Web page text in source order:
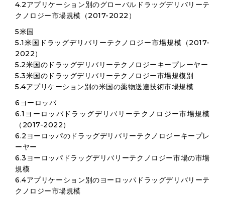
4.2アプリケーション別のグローバルドラッグデリバリーテ
クノロジー市場規模（2017-2022）
5米国
5.1米国ドラッグデリバリーテクノロジー市場規模（2017-
2022）
5.2米国のドラッグデリバリーテクノロジーキープレーヤー
5.3米国のドラッグデリバリーテクノロジー市場規模別
5.4アプリケーション別の米国の薬物送達技術市場規模
6ヨーロッパ
6.1ヨーロッパドラッグデリバリーテクノロジー市場規模
（2017-2022）
6.2ヨーロッパのドラッグデリバリーテクノロジーキープレ
ーヤー
6.3ヨーロッパドラッグデリバリーテクノロジー市場の市場
規模
6.4アプリケーション別のヨーロッパドラッグデリバリーテ
クノロジー市場規模